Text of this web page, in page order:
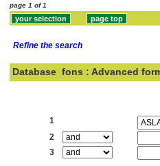
page 1 of 1
Refine the search
Database fons : Advanced
1
2
3